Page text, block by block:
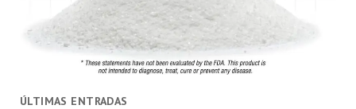
ÚLTIMAS ENTRADAS